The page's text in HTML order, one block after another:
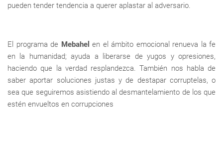
pueden tender tendencia a querer aplastar al adversario.
El programa de Mebahel en el ámbito emocional renueva la fe
en la humanidad; ayuda a liberarse de yugos y opresiones,
haciendo que la verdad resplandezca. También nos habla de
saber aportar soluciones justas y de destapar corruptelas, o
sea que seguiremos asistiendo al desmantelamiento de los que
estén envueltos en corrupciones